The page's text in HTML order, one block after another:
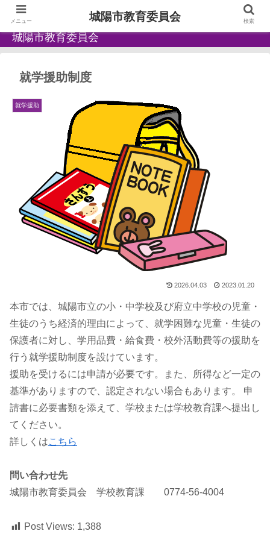
城陽市教育委員会
就学援助制度
就学援助
2026.04.03 2023.01.20
本市では、城陽市立の小・中学校及び府立中学校の児童・
生徒のうち経済的理由によって、就学困難な児童・生徒の
保護者に対し、学用品費・給食費・校外活動費等の援助を
行う就学援助制度を設けています。
援助を受けるには申請が必要です。また、所得など一定の
基準がありますので、認定されない場合もあります。 申
請書に必要書類を添えて、学校または学校教育課へ提出し
てください。
詳しくはこちら
問い合わせ先
城陽市教育委員会 学校教育課 0774-56-4004
Post Views: 1,388
メニュー 城陽市教育委員会 検索